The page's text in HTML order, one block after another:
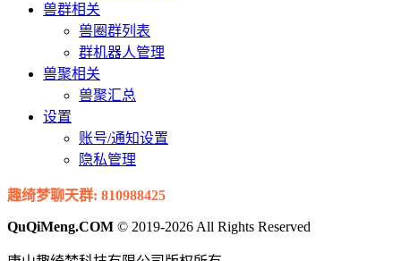
兽群相关
兽圈群列表
群机器人管理
兽聚相关
兽聚汇总
设置
账号/通知设置
隐私管理
趣绮梦聊天群: 810988425
QuQiMeng.COM © 2019-2026 All Rights Reserved